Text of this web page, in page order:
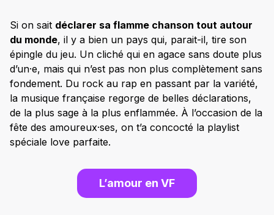
Si on sait déclarer sa flamme chanson tout autour
du monde, il y a bien un pays qui, parait-il, tire son
épingle du jeu. Un cliché qui en agace sans doute plus
d’un·e, mais qui n’est pas non plus complètement sans
fondement. Du rock au rap en passant par la variété,
la musique française regorge de belles déclarations,
de la plus sage à la plus enflammée. À l’occasion de la
fête des amoureux·ses, on t’a concocté la playlist
spéciale love parfaite.
L’amour en VF